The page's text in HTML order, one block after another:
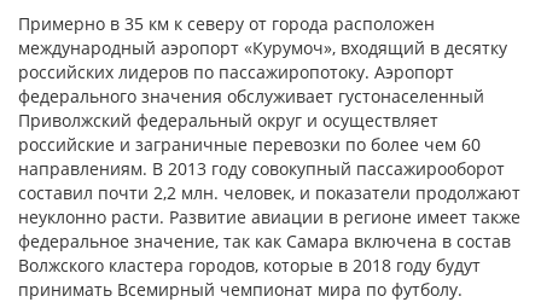
Примерно в 35 км к северу от города расположен
международный аэропорт «Курумоч», входящий в десятку
российских лидеров по пассажиропотоку. Аэропорт
федерального значения обслуживает густонаселенный
Приволжский федеральный округ и осуществляет
российские и заграничные перевозки по более чем 60
направлениям. В 2013 году совокупный пассажирооборот
составил почти 2,2 млн. человек, и показатели продолжают
неуклонно расти. Развитие авиации в регионе имеет также
федеральное значение, так как Самара включена в состав
Волжского кластера городов, которые в 2018 году будут
принимать Всемирный чемпионат мира по футболу.